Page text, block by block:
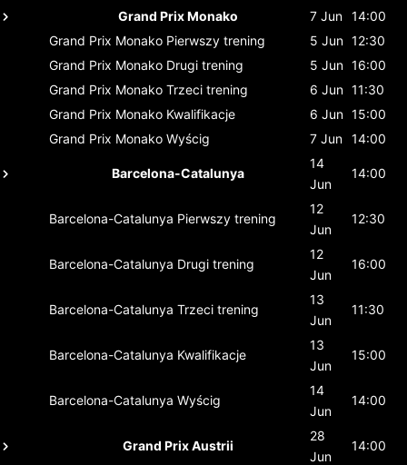
Grand Prix Monako 7 Jun 14:00
Grand Prix Monako Pierwszy trening 5 Jun 12:30
Grand Prix Monako Drugi trening 5 Jun 16:00
Grand Prix Monako Trzeci trening 6 Jun 11:30
Grand Prix Monako Kwalifikacje 6 Jun 15:00
Grand Prix Monako Wyścig 7 Jun 14:00
Barcelona-Catalunya
14
Jun
14:00
Barcelona-Catalunya Pierwszy trening
12
Jun
12:30
Barcelona-Catalunya Drugi trening
12
Jun
16:00
Barcelona-Catalunya Trzeci trening
13
Jun
11:30
Barcelona-Catalunya Kwalifikacje
13
Jun
15:00
Barcelona-Catalunya Wyścig
14
Jun
14:00
Grand Prix Austrii
28
Jun
14:00